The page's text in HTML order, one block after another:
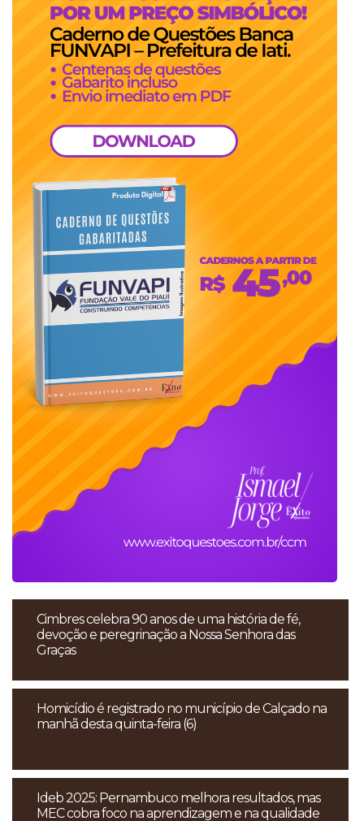
Cimbres celebra 90 anos de uma história de fé,
devoção e peregrinação a Nossa Senhora das
Graças
Homicídio é registrado no município de Calçado na
manhã desta quinta-feira (6)
Ideb 2025: Pernambuco melhora resultados, mas
MEC cobra foco na aprendizagem e na qualidade